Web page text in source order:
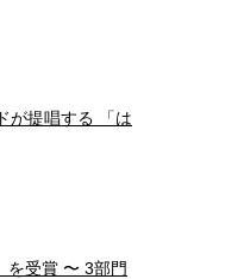
が提唱する 「は
を受賞 〜 3部門